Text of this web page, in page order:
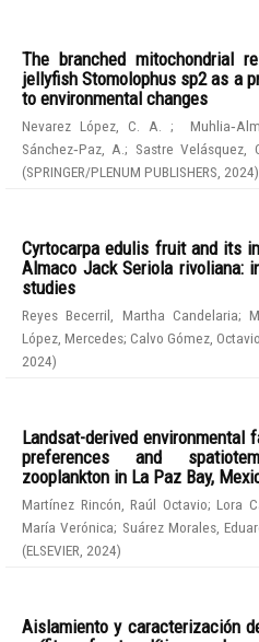
The branched mitochondrial
jellyfish Stomolophus sp2 as a
to environmental changes
Nevarez López, C. A. ;
Sánchez‑Paz, A.; Sastre Velásquez,
(SPRINGER/PLENUM PUBLISHERS 2024)
Cyrtocarpa edulis fruit and its
Almaco Jack Seriola rivoliana:
studies
Reyes Becerril, Martha Candelaria;
López, Mercedes;Calvo Gómez,
2024)
Landsat-derived
preferences and
zooplankton in La Paz Bay,
Martínez Rincón, Raúl Octavio; Lora
María Verónica; Suárez Morales,
(ELSEVIER 2024)
Aislamiento y caracterización